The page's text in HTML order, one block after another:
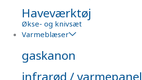
Haveværktøj
Økse- og knivsæt
Varmeblæser
gaskanon
infrarød / varmepanel